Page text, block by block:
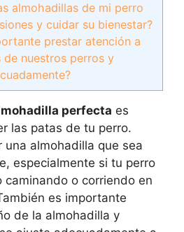
almohadillas de mi perro
y cuidar su bienestar?
prestar atención a
de nuestros perros y
perfecta es
las patas de tu perro.
almohadilla que sea
especialmente si tu perro
caminando o corriendo en
es importante
de la almohadilla y